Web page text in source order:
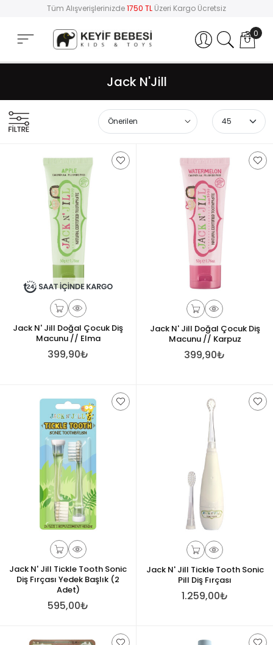
Tüm Alışverişlerinizde1750 TL Üzeri Kargo Ücretsiz
Hesabım 0
Jack N'Jill
Jack N' Jill Doğal Çocuk Diş
Macunu // Elma
399,90₺
Jack N' Jill Doğal Çocuk Diş
Macunu // Karpuz
399,90₺
Jack N' Jill Tickle Tooth Sonic
Diş Fırçası Yedek Başlık (2
Adet)
595,00₺
Jack N' Jill Tickle Tooth Sonic
Pill Diş Fırçası
1.259,00₺